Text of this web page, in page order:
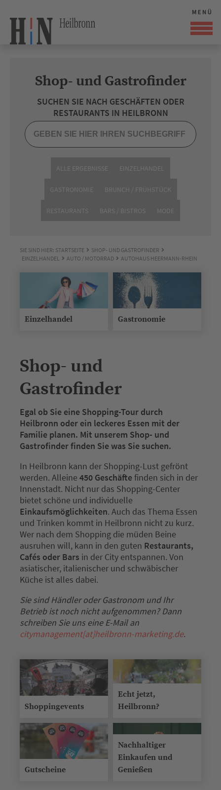
Shop- und Gastrofinder
SUCHEN SIE NACH GESCHÄFTEN ODER
RESTAURANTS IN HEILBRONN
ALLE ERGEBNISSE EINZELHANDEL
GASTRONOMIE BRUNCH / FRÜHSTÜCK
RESTAURANTS BARS / BISTROS MODE
SIE SIND HIER: STARTSEITE
SHOP- UND GASTROFINDER
EINZELHANDEL
AUTO / MOTORRAD AUTOHAUS HEERMANN-RHEIN
Einzelhandel Gastronomie
Shop- und
Gastrofinder
Egal ob Sie eine Shopping-Tour durch
Heilbronn oder ein leckeres Essen mit der
Familie planen. Mit unserem Shop- und
Gastrofinder finden Sie was Sie suchen.
In Heilbronn kann der Shopping-Lust gefrönt
werden. Alleine 450 Geschäftefinden sich in der
Innenstadt. Nicht nur das Shopping-Center
bietet schöne und individuelle
Einkaufsmöglichkeiten. Auch das Thema Essen
und Trinken kommt in Heilbronn nicht zu kurz.
Wer nach dem Shopping die müden Beine
ausruhen will, kann in den guten Restaurants,
Cafés oder Bars in der City entspannen. Von
asiatischer, italienischer und schwäbischer
Küche ist alles dabei.
Sie sind Händler oder Gastronom und Ihr
Betrieb ist noch nicht aufgenommen? Dann
schreiben Sie uns eine E-Mail an
citymanagement[at]heilbronn-marketing.de.
Shoppingevents
Echt jetzt,
Heilbronn?
Gutscheine
Nachhaltiger
Einkaufen und
Genießen